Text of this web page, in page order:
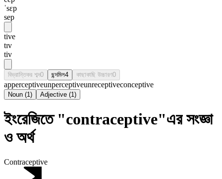
ˈsɛp
sep
tive
tɪv
tiv
বিভ্রান্তিকর শব্দ0 ছন্দমিল4 কাছাকাছি উচ্চারণ0
apperceptiveunperceptiveunreceptiveconceptive
Noun (1) Adjective (1)
ইংরেজিতে "contraceptive"এর সংজ্ঞা
ও অর্থ
Contraceptive